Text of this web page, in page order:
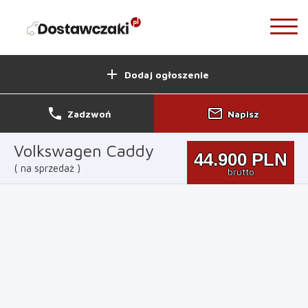
add Dodaj ogłoszenie
Volkswagen Caddy
na sprzedaż 44.900 PLN
brutto
phone Zadzwoń mail_outline Napisz